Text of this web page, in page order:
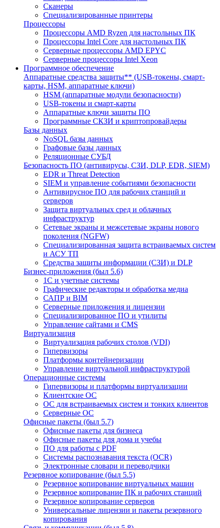
Сканеры
Специализированные принтеры
Процессоры
Процессоры AMD Ryzen для настольных ПК
Процессоры Intel Core для настольных ПК
Серверные процессоры AMD EPYC
Серверные процессоры Intel Xeon
Программное обеспечение
Аппаратные средства защиты** (USB-токены, смарт-
карты, HSM, аппаратные ключи)
HSM (аппаратные модули безопасности)
USB-токены и смарт-карты
Аппаратные ключи защиты ПО
Программные СКЗИ и криптопровайдеры
Базы данных
NoSQL базы данных
Графовые базы данных
Реляционные СУБД
Безопасность ПО (антивирусы, СЗИ, DLP, EDR, SIEM)
EDR и Threat Detection
SIEM и управление событиями безопасности
Антивирусное ПО для рабочих станций и
серверов
Защита виртуальных сред и облачных
инфраструктур
Сетевые экраны и межсетевые экраны нового
поколения (NGFW)
Специализированная защита встраиваемых систем
и АСУ ТП
Средства защиты информации (СЗИ) и DLP
Бизнес-приложения (был 5.6)
1С и учетные системы
Графические редакторы и обработка медиа
САПР и BIM
Серверные приложения и лицензии
Специализированное ПО и утилиты
Управление сайтами и CMS
Виртуализация
Виртуализация рабочих столов (VDI)
Гипервизоры
Платформы контейнеризации
Управление виртуальной инфраструктурой
Операционные системы
Гипервизоры и платформы виртуализации
Клиентские ОС
ОС для встраиваемых систем и тонких клиентов
Серверные ОС
Офисные пакеты (был 5.7)
Офисные пакеты для бизнеса
Офисные пакеты для дома и учебы
ПО для работы с PDF
Системы распознавания текста (OCR)
Электронные словари и переводчики
Резервное копирование (был 5.5)
Резервное копирование виртуальных машин
Резервное копирование ПК и рабочих станций
Резервное копирование серверов
Универсальные лицензии и пакеты резервного
копирования